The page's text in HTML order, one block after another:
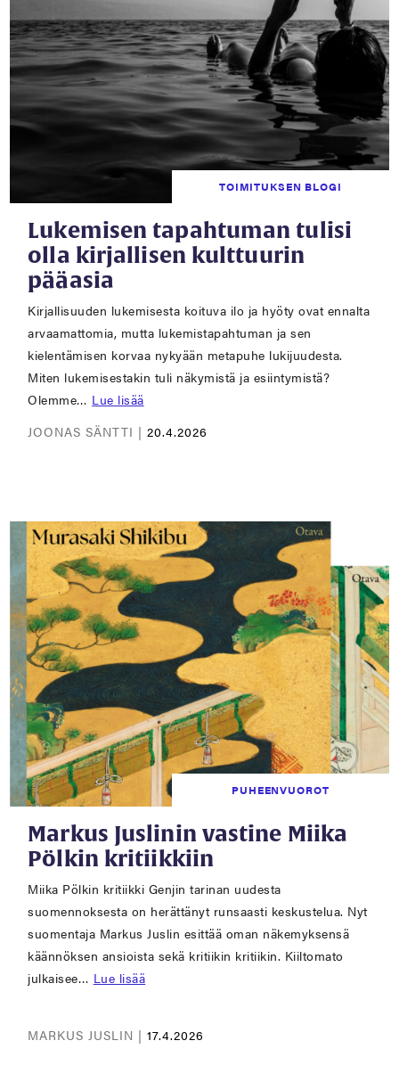
TOIMITUKSEN BLOGI
Lukemisen tapahtuman tulisi
olla kirjallisen kulttuurin
pääasia
Kirjallisuuden lukemisesta koituva ilo ja hyöty ovat ennalta
arvaamattomia, mutta lukemistapahtuman ja sen
kielentämisen korvaa nykyään metapuhe lukijuudesta.
Miten lukemisestakin tuli näkymistä ja esiintymistä?
Olemme… Lue lisää
JOONAS SÄNTTI |20.4.2026
PUHEENVUOROT
Markus Juslinin vastine Miika
Pölkin kritiikkiin
Miika Pölkin kritiikki Genjin tarinan uudesta
suomennoksesta on herättänyt runsaasti keskustelua. Nyt
suomentaja Markus Juslin esittää oman näkemyksensä
käännöksen ansioista sekä kritiikin kritiikin. Kiiltomato
julkaisee… Lue lisää
MARKUS JUSLIN |17.4.2026